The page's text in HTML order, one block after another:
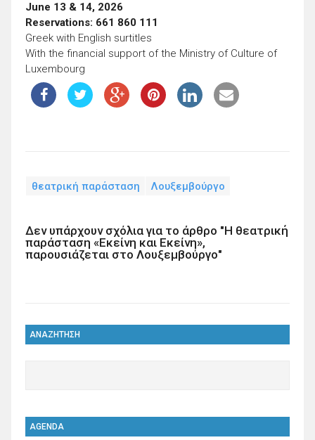
June 13 & 14, 2026
Reservations: 661 860 111
Greek with English surtitles
With the financial support of the Ministry of Culture of
Luxembourg
θεατρική παράσταση Λουξεμβούργο
Δεν υπάρχουν σχόλια για το άρθρο "Η θεατρική
παράσταση «Εκείνη και Εκείνη»,
παρουσιάζεται στο Λουξεμβούργο"
ΑΝΑΖΗΤΗΣΗ
AGENDA